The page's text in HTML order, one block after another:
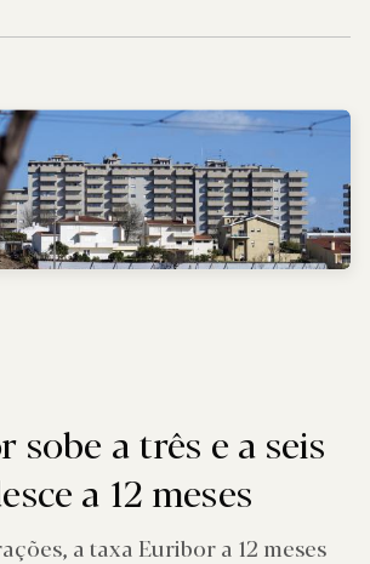
sobe a três e a seis
a 12 meses
a taxa Euribor a 12 meses